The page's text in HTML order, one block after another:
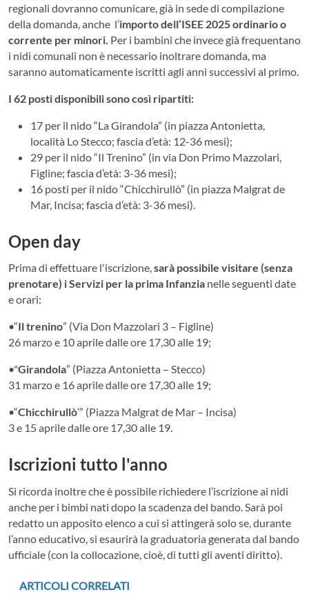
regionali dovranno comunicare, già in sede di compilazione
della domanda, anche l’importodell’ISEE 2025 ordinario o
corrente per minori. Per i bambini che invece già frequentano
i nidi comunali non è necessario inoltrare domanda, ma
saranno automaticamente iscritti agli anni successivi al primo.
I 62 posti disponibili sono così ripartiti:
17 per il nido “La Girandola” (in piazza Antonietta,
località Lo Stecco; fascia d’età: 12-36 mesi);
29 per il nido “Il Trenino” (in via Don Primo Mazzolari,
Figline; fascia d’età: 3-36 mesi);
16 posti per il nido “Chicchirullò” (in piazza Malgrat de
Mar, Incisa; fascia d’età: 3-36 mesi).
Open day
Prima di effettuare l'iscrizione,sarà possibile visitare (senza
prenotare) i Servizi per la prima Infanzia nelle seguenti date
e orari:
•“Il trenino” (Via Don Mazzolari 3 – Figline)
26 marzo e 10 aprile dalle ore 17,30 alle 19;
•"Girandola” (Piazza Antonietta – Stecco)
31 marzo e 16 aprile dalle ore 17,30 alle 19;
•“Chicchirullò’” (Piazza Malgrat de Mar – Incisa)
3 e 15 aprile dalle ore 17,30 alle 19.
Iscrizioni tutto l'anno
Si ricorda inoltre che è possibile richiedere l’iscrizione ai nidi
anche per i bimbi nati dopo la scadenza del bando. Sarà poi
redatto un apposito elenco a cui si attingerà solo se, durante
l’anno educativo, si esaurirà la graduatoria generata dal bando
ufficiale (con la collocazione, cioè, di tutti gli aventi diritto).
ARTICOLI CORRELATI